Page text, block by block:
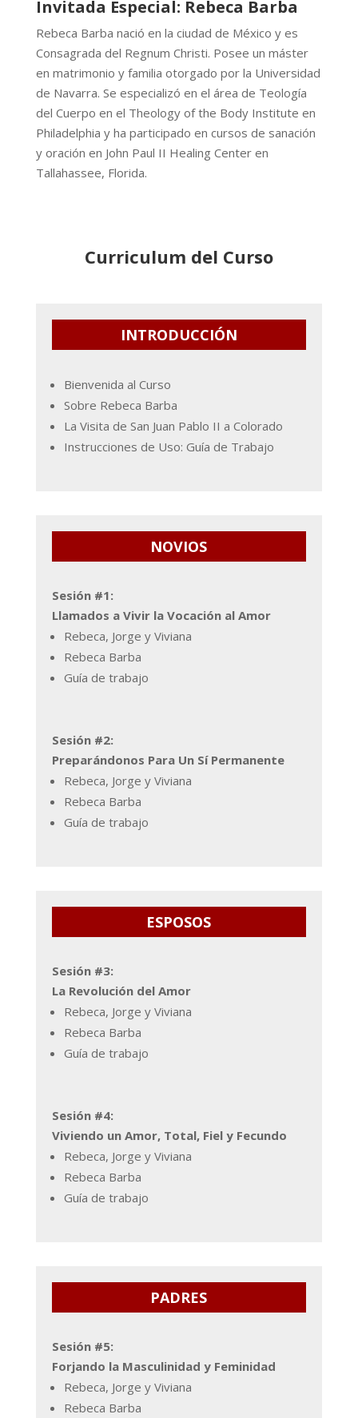
Invitada Especial: Rebeca Barba
Rebeca Barba nació en la ciudad de México y es
Consagrada del Regnum Christi. Posee un máster
en matrimonio y familia otorgado por la Universidad
de Navarra. Se especializó en el área de Teología
del Cuerpo en el Theology of the Body Institute en
Philadelphia y ha participado en cursos de sanación
y oración en John Paul II Healing Center en
Tallahassee, Florida.
Curriculum del Curso
INTRODUCCIÓN
Bienvenida al Curso
Sobre Rebeca Barba
La Visita de San Juan Pablo II a Colorado
Instrucciones de Uso: Guía de Trabajo
NOVIOS
Sesión #1:
Llamados a Vivir la Vocación al Amor
Rebeca, Jorge y Viviana
Rebeca Barba
Guía de trabajo
Sesión #2:
Preparándonos Para Un Sí Permanente
Rebeca, Jorge y Viviana
Rebeca Barba
Guía de trabajo
ESPOSOS
Sesión #3:
La Revolución del Amor
Rebeca, Jorge y Viviana
Rebeca Barba
Guía de trabajo
Sesión #4:
Viviendo un Amor, Total, Fiel y Fecundo
Rebeca, Jorge y Viviana
Rebeca Barba
Guía de trabajo
PADRES
Sesión #5:
Forjando la Masculinidad y Feminidad
Rebeca, Jorge y Viviana
Rebeca Barba